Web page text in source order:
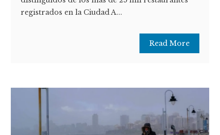
registrados en la Ciudad A...
Read More